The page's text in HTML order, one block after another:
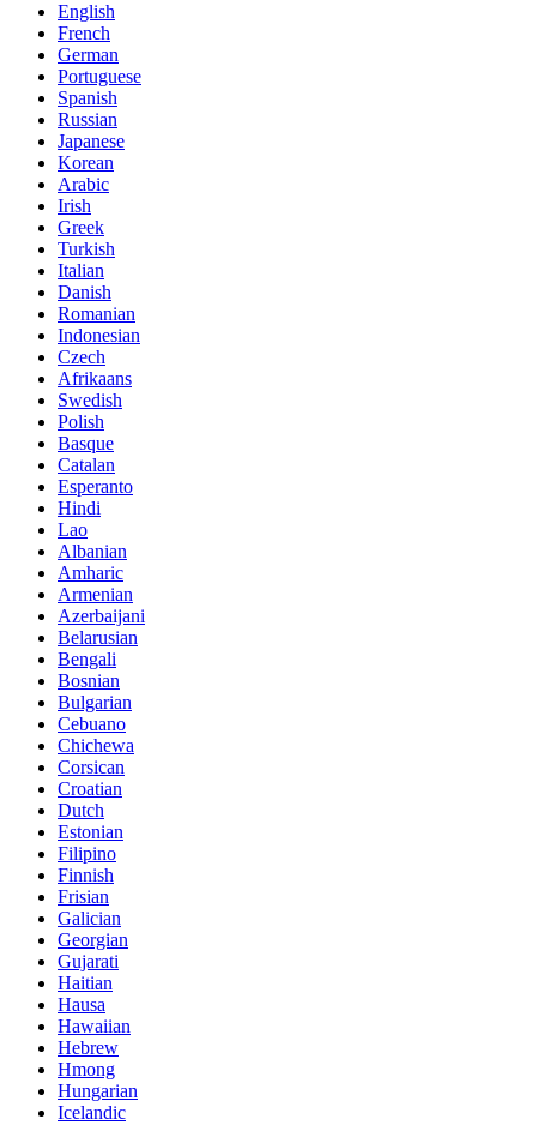
English
French
German
Portuguese
Spanish
Russian
Japanese
Korean
Arabic
Irish
Greek
Turkish
Italian
Danish
Romanian
Indonesian
Czech
Afrikaans
Swedish
Polish
Basque
Catalan
Esperanto
Hindi
Lao
Albanian
Amharic
Armenian
Azerbaijani
Belarusian
Bengali
Bosnian
Bulgarian
Cebuano
Chichewa
Corsican
Croatian
Dutch
Estonian
Filipino
Finnish
Frisian
Galician
Georgian
Gujarati
Haitian
Hausa
Hawaiian
Hebrew
Hmong
Hungarian
Icelandic